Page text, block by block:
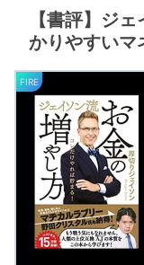
【書評】ジ
かりやすいマ
FIRE